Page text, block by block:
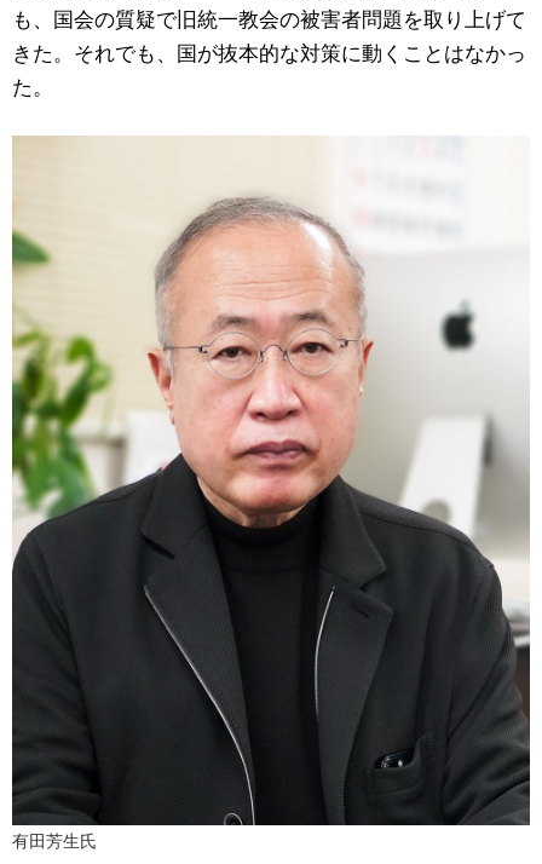
も、国会の質疑で旧統一教会の被害者問題を取り上げて
きた。それでも、国が抜本的な対策に動くことはなかっ
た。
有田芳生氏